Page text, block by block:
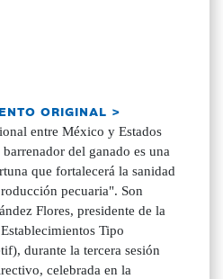
ORIGINAL >
entre México y Estados
del ganado es una
que fortalecerá la sanidad
pecuaria". Son
Flores, presidente de la
Tipo
durante la tercera sesión
celebrada en la